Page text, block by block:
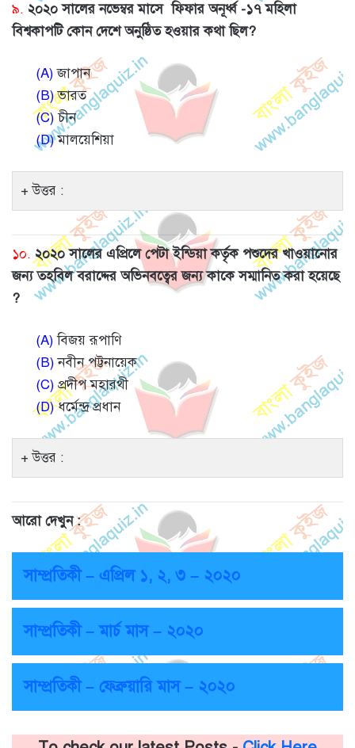
৯. ২০২০ সালের নভেম্বর মাসে ফিফার অনূর্ধ্ব -১৭ মহিলা
বিশ্বকাপটি কোন দেশে অনুষ্ঠিত হওয়ার কথা ছিল?
(A)জাপান
(B)ভারত
(C)চীন
(D)মালয়েশিয়া
উত্তর :
১০. ২০২০ সালের এপ্রিলে পেটা ইন্ডিয়া কর্তৃক পশুদের খাওয়ানোর
জন্য তহবিল বরাদ্দের অভিনবত্বের জন্য কাকে সম্মানিত করা হয়েছে
?
(A)বিজয় রূপাণি
(B)নবীন পট্টনায়েক
(C) প্রদীপ মহারথী
(D)ধর্মেন্দ্র প্রধান
উত্তর :
আরো দেখুন :
সাম্প্রতিকী – এপ্রিল ১, ২, ৩ – ২০২০
সাম্প্রতিকী – মার্চ মাস – ২০২০
সাম্প্রতিকী – ফেব্রুয়ারি মাস – ২০২০